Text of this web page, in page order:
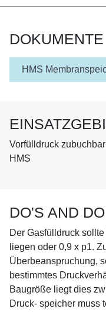
DOKUMENTE
HMS
Vorfülldruck
HMS
DO'S AND
Der Gasfülldruck
liegen oder 0,9 x p1.
Überbeanspruchung,
bestimmtes
Baugröße liegt dies
Druck- speicher muss